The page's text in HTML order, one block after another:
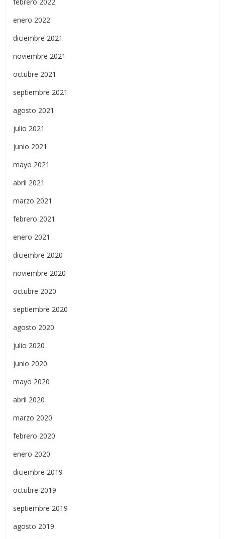
enero 2022
diciembre 2021
noviembre 2021
octubre 2021
septiembre 2021
agosto 2021
julio 2021
junio 2021
mayo 2021
abril 2021
marzo 2021
febrero 2021
enero 2021
diciembre 2020
noviembre 2020
octubre 2020
septiembre 2020
agosto 2020
julio 2020
junio 2020
mayo 2020
abril 2020
marzo 2020
febrero 2020
enero 2020
diciembre 2019
octubre 2019
septiembre 2019
agosto 2019